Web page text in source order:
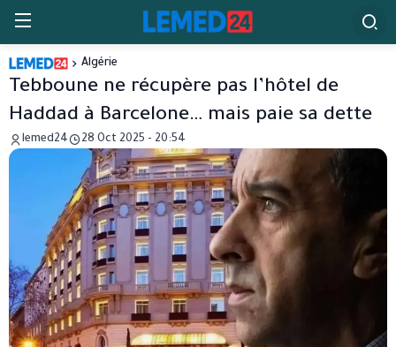
Algérie
Tebboune ne récupère pas l’hôtel de
Haddad à Barcelone… mais paie sa dette
lemed24 28 Oct 2025 - 20:54